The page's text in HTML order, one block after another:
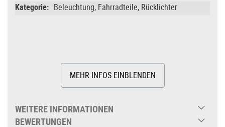
Beleuchtung, Fahrradteile, Rücklichter
MEHR INFOS EINBLENDEN
WEITERE INFORMATIONEN
BEWERTUNGEN